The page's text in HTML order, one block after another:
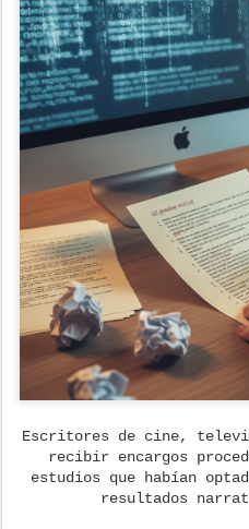
Escritores de cine,
recibir encargos
estudios que habían
resultados